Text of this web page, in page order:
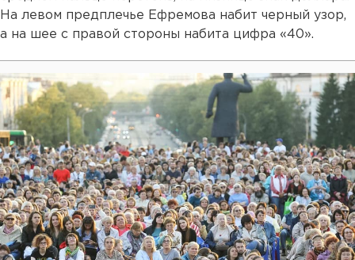
На левом предплечье Ефремова набит черный узор,
а на шее с правой стороны набита цифра «40».